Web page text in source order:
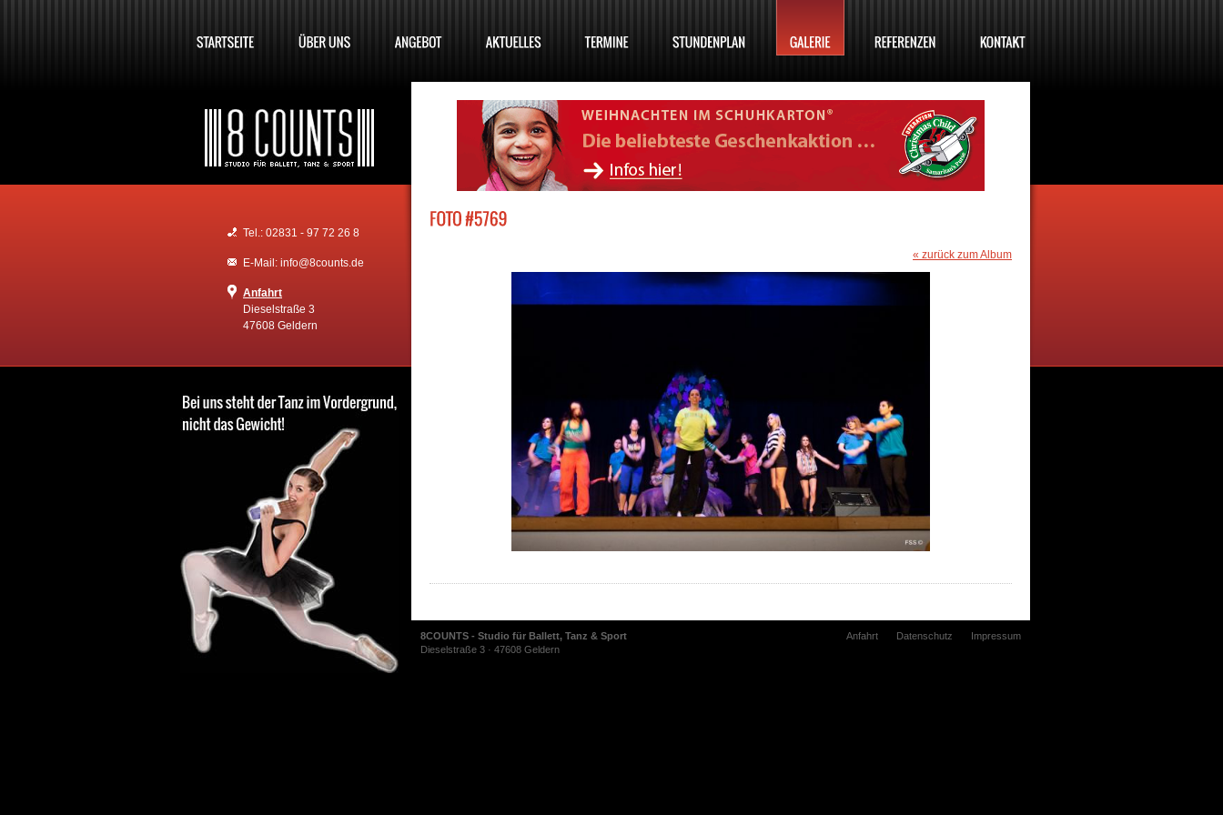
Tel.: 02831 - 97 72 26 8
E-Mail: info@8counts.de
Anfahrt
Dieselstraße 3
47608 Geldern
« zurück zum Album
8COUNTS - Studio für Ballett, Tanz & Sport
Dieselstraße 3 · 47608 Geldern
Anfahrt Datenschutz Impressum